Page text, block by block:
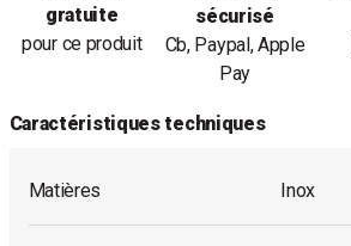
gratuite
pour ce produit
sécurisé
Cb, Paypal, Apple
Pay
Caractéristiques techniques
Matières Inox